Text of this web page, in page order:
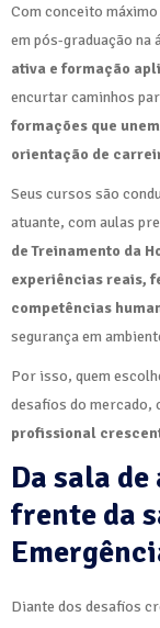
Com conceito máximo
em pós-graduação na
ativa e formação
encurtar caminhos
formações que
orientação de
Seus cursos são
atuante, com aulas
de Treinamento da
experiências reais,
competências
segurança em
Por isso, quem
desafios do
profissional
Da sala
frente da
Diante dos desafios